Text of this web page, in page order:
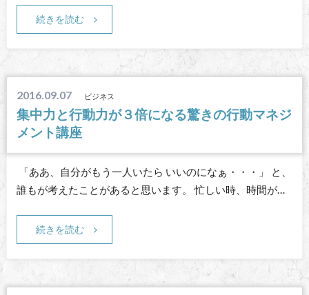
続きを読む
2016.09.07 ビジネス
集中力と行動力が３倍になる驚きの行動マネジ
メント講座
「ああ、自分がもう一人いたら いいのになぁ・・・」 と、
誰もが考えたことがあると思います。 忙しい時、時間が…
続きを読む